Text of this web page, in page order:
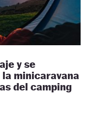
y se
minicaravana
del camping